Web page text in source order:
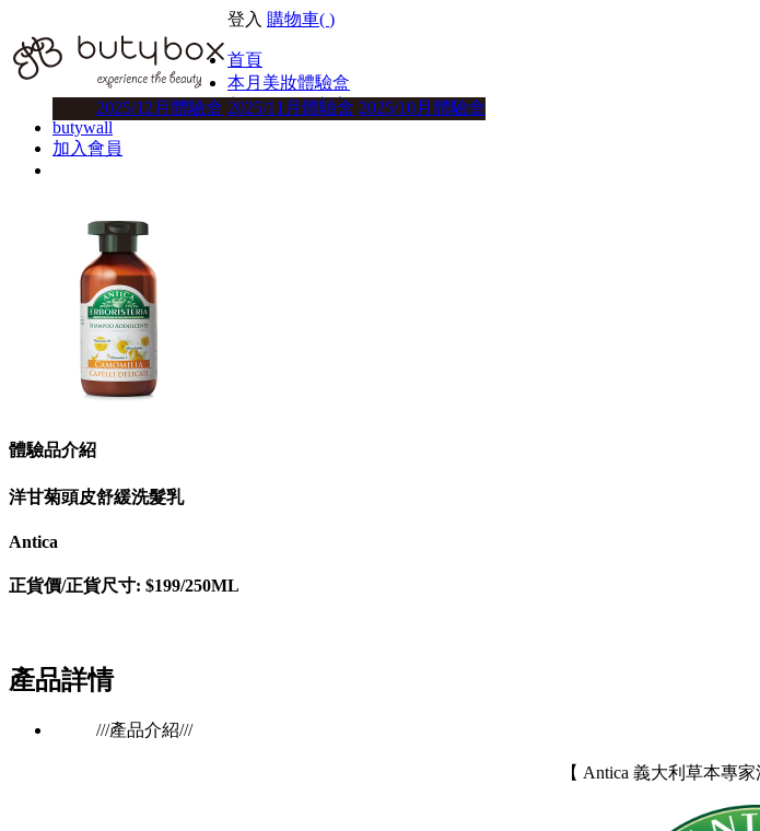
登入 購物車( )
首頁
本月美妝體驗盒
2025/12月體驗盒 2025/11月體驗盒 2025/10月體驗盒
美妝體驗盒方案
butywall
加入會員
體驗品介紹
洋甘菊頭皮舒緩洗髮乳
Antica
正貨價/正貨尺寸: $199/250ML
產品詳情
///產品介紹///
【 Antica 義大利草本專